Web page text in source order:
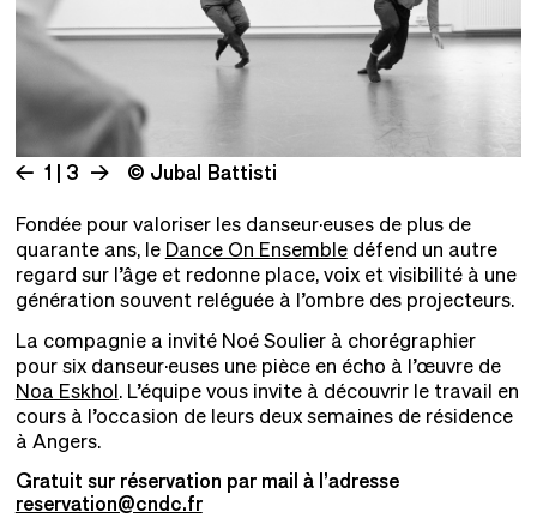
1 | 3 © Jubal Battisti
Fondée pour valoriser les danseur·euses de plus de
quarante ans, le Dance On Ensembledéfend un autre
regard sur l’âge et redonne place, voix et visibilité à une
génération souvent reléguée à l’ombre des projecteurs.
La compagnie a invité Noé Soulier à chorégraphier
pour six danseur·euses une pièce en écho à l’œuvre de
Noa Eskhol . L’équipe vous invite à découvrir le travail en
cours à l’occasion de leurs deux semaines de résidence
à Angers.
Gratuit sur réservation par mail à l’adresse
reservation@cndc.fr